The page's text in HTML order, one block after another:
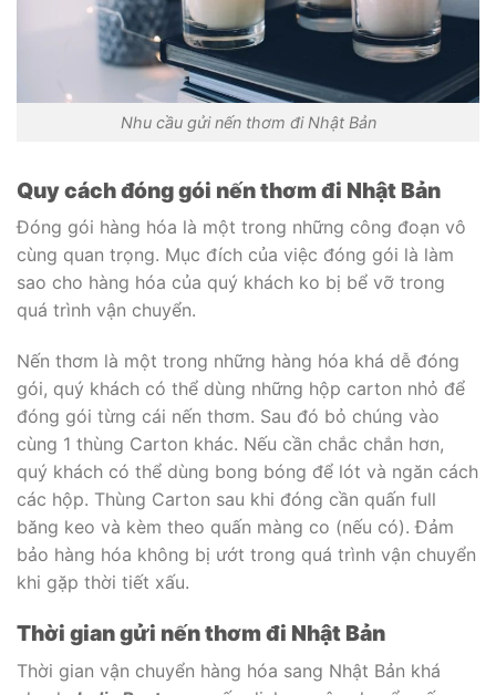
Nhu cầu gửi nến thơm đi Nhật Bản
Quy cách đóng gói nến thơm đi Nhật Bản
Đóng gói hàng hóa là một trong những công đoạn vô
cùng quan trọng. Mục đích của việc đóng gói là làm
sao cho hàng hóa của quý khách ko bị bể vỡ trong
quá trình vận chuyển.
Nến thơm là một trong những hàng hóa khá dễ đóng
gói, quý khách có thể dùng những hộp carton nhỏ để
đóng gói từng cái nến thơm. Sau đó bỏ chúng vào
cùng 1 thùng Carton khác. Nếu cần chắc chắn hơn,
quý khách có thể dùng bong bóng để lót và ngăn cách
các hộp. Thùng Carton sau khi đóng cần quấn full
băng keo và kèm theo quấn màng co (nếu có). Đảm
bảo hàng hóa không bị ướt trong quá trình vận chuyển
khi gặp thời tiết xấu.
Thời gian gửi nến thơm đi Nhật Bản
Thời gian vận chuyển hàng hóa sang Nhật Bản khá